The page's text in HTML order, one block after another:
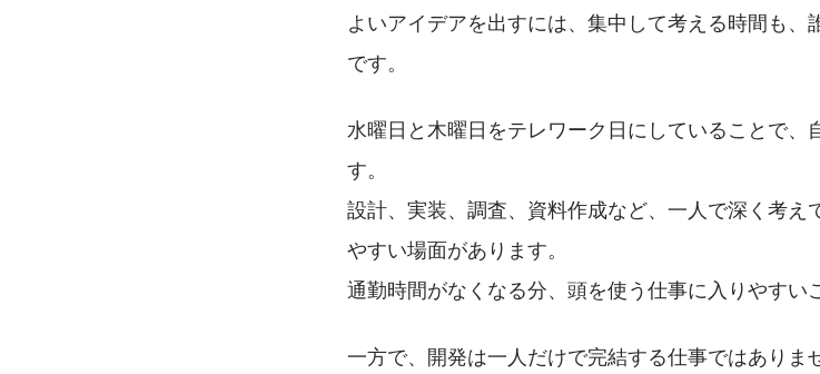
よいアイデアを出すには、集中して考える時間も
です。
水曜日と木曜日をテレワーク日にしていることで、
す。
設計、実装、調査、資料作成など、一人で深く考
やすい場面があります。
通勤時間がなくなる分、頭を使う仕事に入りやすい
一方で、開発は一人だけで完結する仕事ではありま